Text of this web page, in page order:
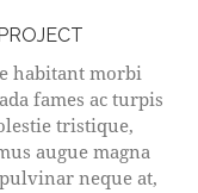
habitant morbi
fames ac turpis
tristique,
augue magna
neque at,